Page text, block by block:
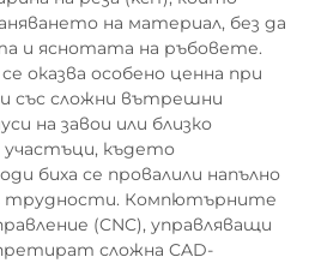
на материал, без да
и яснотата на ръбовете.
оказва особено ценна при
със сложни вътрешни
на завои или близко
участъци, където
биха се провалили напълно
с трудности. Компютърните
(CNC), управляващи
сложна CAD-